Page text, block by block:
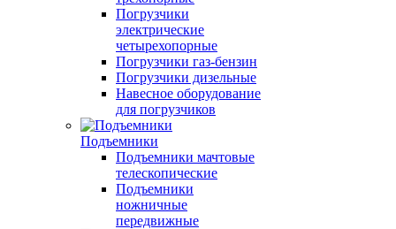
Погрузчики
электрические
четырехопорные
Погрузчики газ-бензин
Погрузчики дизельные
Навесное оборудование
для погрузчиков
Подъемники
Подъемники мачтовые
телескопические
Подъемники
ножничные
передвижные